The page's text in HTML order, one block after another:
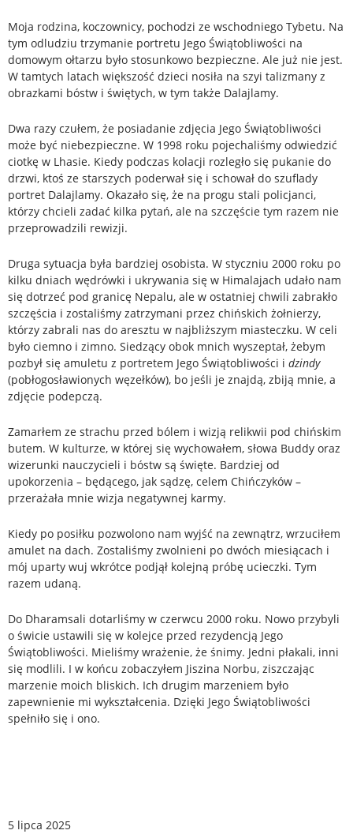
Moja rodzina, koczownicy, pochodzi ze wschodniego Tybetu. Na
tym odludziu trzymanie portretu Jego Świątobliwości na
domowym ołtarzu było stosunkowo bezpieczne. Ale już nie jest.
W tamtych latach większość dzieci nosiła na szyi talizmany z
obrazkami bóstw i świętych, w tym także Dalajlamy.
Dwa razy czułem, że posiadanie zdjęcia Jego Świątobliwości
może być niebezpieczne. W 1998 roku pojechaliśmy odwiedzić
ciotkę w Lhasie. Kiedy podczas kolacji rozległo się pukanie do
drzwi, ktoś ze starszych poderwał się i schował do szuflady
portret Dalajlamy. Okazało się, że na progu stali policjanci,
którzy chcieli zadać kilka pytań, ale na szczęście tym razem nie
przeprowadzili rewizji.
Druga sytuacja była bardziej osobista. W styczniu 2000 roku po
kilku dniach wędrówki i ukrywania się w Himalajach udało nam
się dotrzeć pod granicę Nepalu, ale w ostatniej chwili zabrakło
szczęścia i zostaliśmy zatrzymani przez chińskich żołnierzy,
którzy zabrali nas do aresztu w najbliższym miasteczku. W celi
było ciemno i zimno. Siedzący obok mnich wyszeptał, żebym
pozbył się amuletu z portretem Jego Świątobliwości i dzindy
(pobłogosławionych węzełków), bo jeśli je znajdą, zbiją mnie, a
zdjęcie podepczą.
Zamarłem ze strachu przed bólem i wizją relikwii pod chińskim
butem. W kulturze, w której się wychowałem, słowa Buddy oraz
wizerunki nauczycieli i bóstw są święte. Bardziej od
upokorzenia – będącego, jak sądzę, celem Chińczyków –
przerażała mnie wizja negatywnej karmy.
Kiedy po posiłku pozwolono nam wyjść na zewnątrz, wrzuciłem
amulet na dach. Zostaliśmy zwolnieni po dwóch miesiącach i
mój uparty wuj wkrótce podjął kolejną próbę ucieczki. Tym
razem udaną.
Do Dharamsali dotarliśmy w czerwcu 2000 roku. Nowo przybyli
o świcie ustawili się w kolejce przed rezydencją Jego
Świątobliwości. Mieliśmy wrażenie, że śnimy. Jedni płakali, inni
się modlili. I w końcu zobaczyłem Jiszina Norbu, ziszczając
marzenie moich bliskich. Ich drugim marzeniem było
zapewnienie mi wykształcenia. Dzięki Jego Świątobliwości
spełniło się i ono.
5 lipca 2025